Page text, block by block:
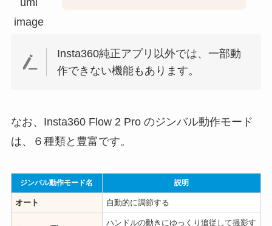
Insta360純正アプリ以外では、一部動
作できない機能もあります。
なお、Insta360 Flow 2 Pro のジンバル動作モード
は、６種類と豊富です。
ジンバル動作モード名 説明
オート 自動的に調節する
ハンドルの動きにゆっくり追従して撮影す